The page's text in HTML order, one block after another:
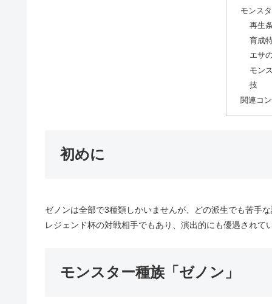
モンス
再生
育成
エサ
モン
技
関連コ
初めに
ゼノンは全部で3種類しかいませんが、どの派生でも苦手
レジェンド杯の対戦相手でもあり、演出的にも優遇されて
モンスター種族「ゼノン」